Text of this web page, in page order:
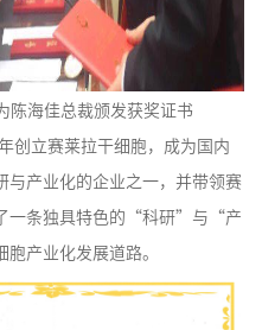
陈海佳总裁颁发获奖证书
创立赛莱拉干细胞，成为国内
与产业化的企业之一，并带领赛
一条独具特色的“科研”与“产
产业化发展道路。